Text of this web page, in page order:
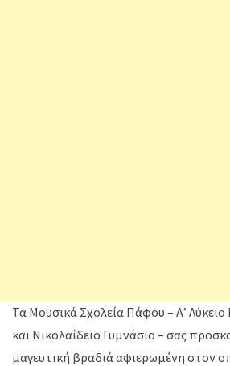
Τα Μουσικά Σχολεία Πάφου – Α’
και Νικολαΐδειο Γυμνάσιο – σας
μαγευτική βραδιά αφιερωμένη στον